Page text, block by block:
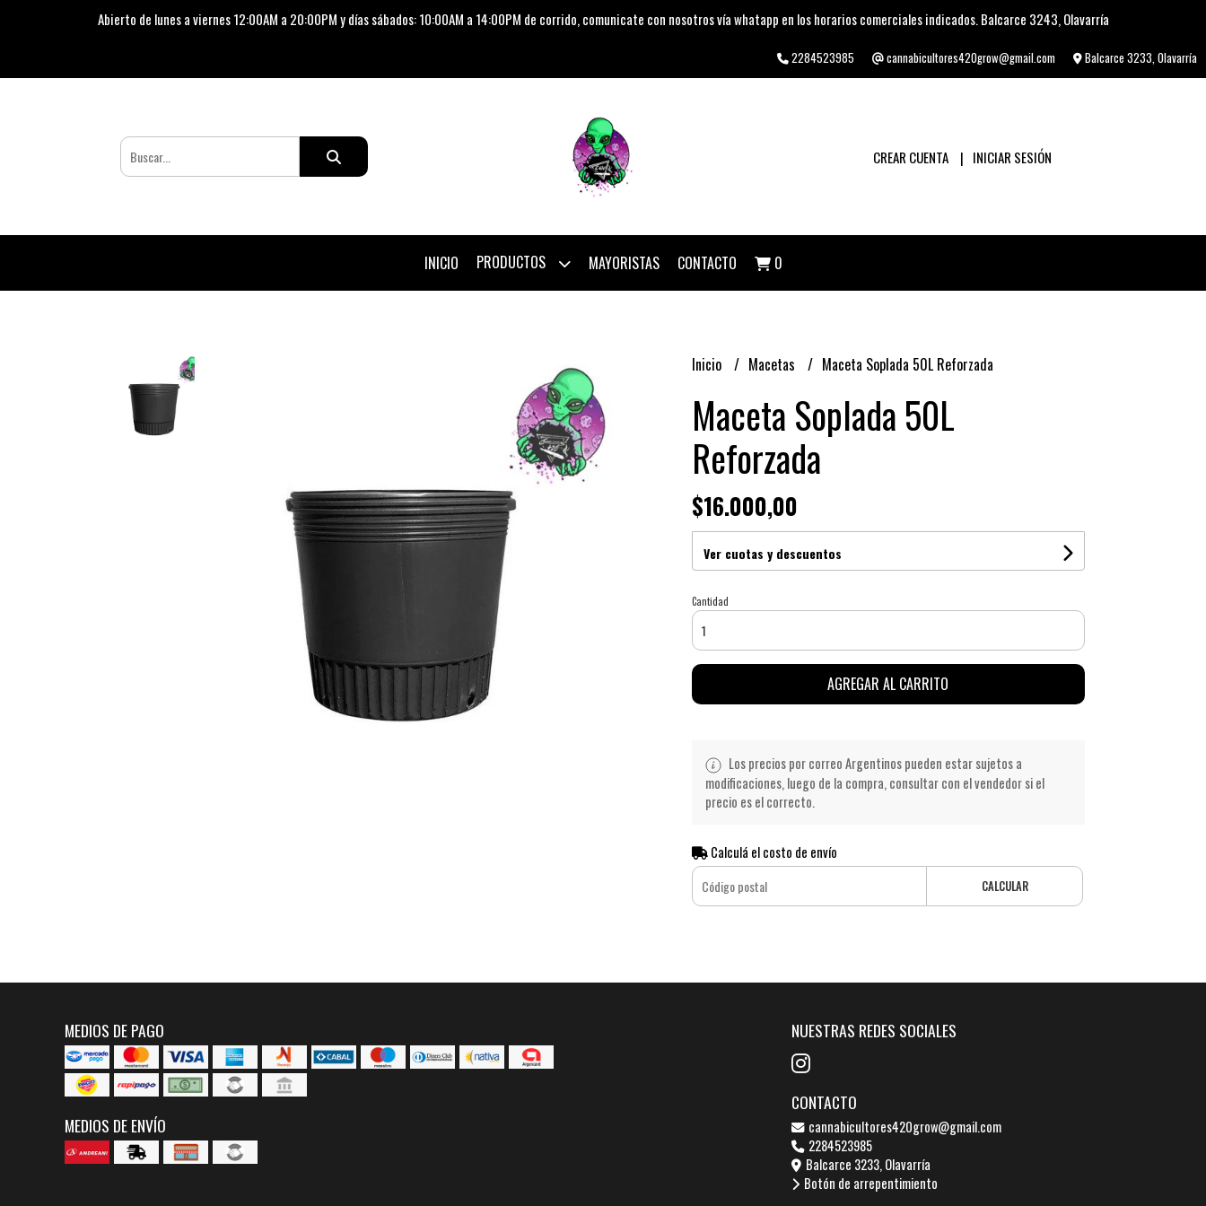
Abierto de lunes a viernes 12:00AM a 20:00PM y días sábados: 10:00AM a 14:00PM de corrido, comunicate con nosotros vía whatapp en los horarios comerciales indicados. Balcarce 3243, Olavarría
2284523985 cannabicultores420grow@gmail.com Balcarce 3233, Olavarría
CREAR CUENTA INICIAR SESIÓN
INICIO PRODUCTOS MAYORISTAS CONTACTO 0
Inicio Macetas Maceta Soplada 50L Reforzada
Maceta Soplada 50L
Reforzada
$16.000,00
Ver cuotas y descuentos
Cantidad
AGREGAR AL CARRITO
Los precios por correo Argentinos pueden estar sujetos a
modificaciones, luego de la compra, consultar con el vendedor si el
precio es el correcto.
Calculá el costo de envío
CALCULAR
MEDIOS DE PAGO
MEDIOS DE ENVÍO
NUESTRAS REDES SOCIALES
CONTACTO
cannabicultores420grow@gmail.com
2284523985
Balcarce 3233, Olavarría
Botón de arrepentimiento